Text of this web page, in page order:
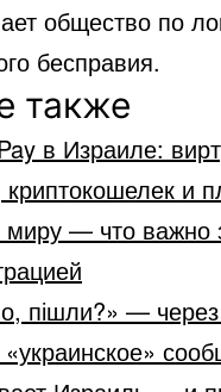
общество по
бесправия.
также
в Израиле:
криптокошелек и
миру — что важно
пішли?» — через